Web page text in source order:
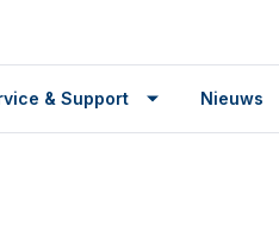
& Support Nieuws